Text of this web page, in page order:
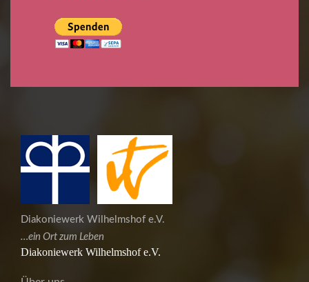
Diakoniewerk Wilhelmshof e.V.
…ein Ort zum Leben
Diakoniewerk Wilhelmshof e.V.